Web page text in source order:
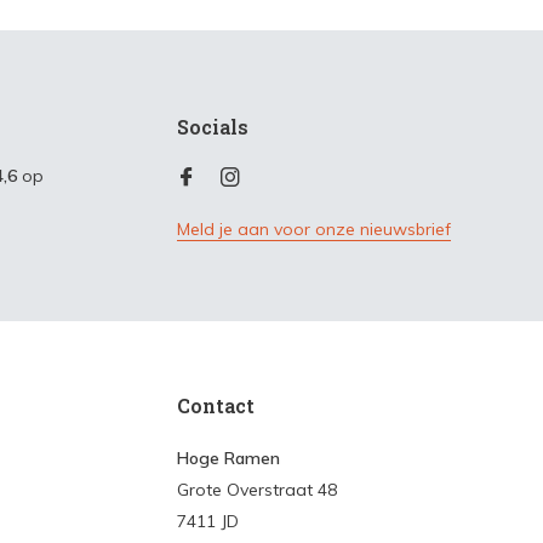
op
Socials
Meld je aan voor onze nieuwsbrief
Contact
Hoge Ramen
Grote Overstraat 48
7411 JD